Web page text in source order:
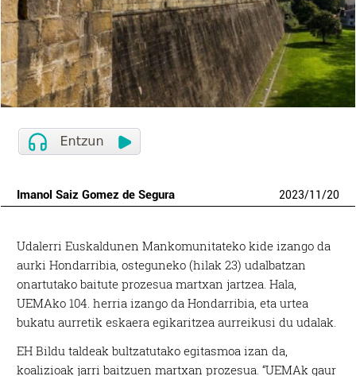
Imanol Saiz Gomez de Segura 2023/11/20
Udalerri Euskaldunen Mankomunitateko kide izango da
aurki Hondarribia, osteguneko (hilak 23) udalbatzan
onartutako baitute prozesua martxan jartzea. Hala,
UEMAko 104. herria izango da Hondarribia, eta urtea
bukatu aurretik eskaera egikaritzea aurreikusi du udalak.
EH Bildu taldeak bultzatutako egitasmoa izan da,
koalizioak jarri baitzuen martxan prozesua. “UEMAk gaur